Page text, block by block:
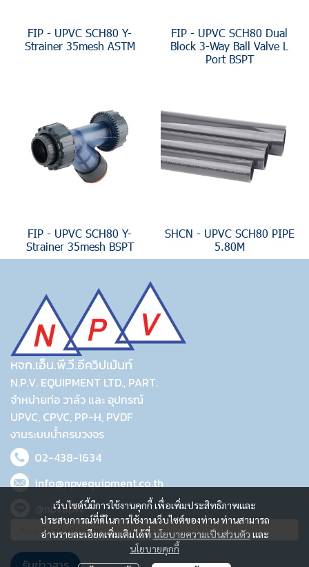
FIP - UPVC SCH80 Y-
Strainer 35mesh ASTM
FIP - UPVC SCH80 Dual
Block 3-Way Ball Valve L
Port BSPT
FIP - UPVC SCH80 Y-
Strainer 35mesh BSPT
SHCN - UPVC SCH80 PIPE
5.80M
เว็บไซต์นี้มีการใช้งานคุกกี้ เพื่อเพิ่มประสิทธิภาพและ
ประสบการณ์ที่ดีในการใช้งานเว็บไซต์ของท่าน ท่านสามารถ
อ่านรายละเอียดเพิ่มเติมได้ที่ นโยบายความเป็นส่วนตัว และ
นโยบายคุกกี้
หจก.เอ็น.พี.วี.อีควิปเม้นท์
N.P.V. EQUIPMENT LTD., PART.
จำหน่ายท่อ วาล์ว และ อุปกรณ์
UPVC, CPVC, PP-H, PVDF
งานระบบน้ำครบวงจร
02-438-1634
info@npvequipment.co.th
@npvupvc